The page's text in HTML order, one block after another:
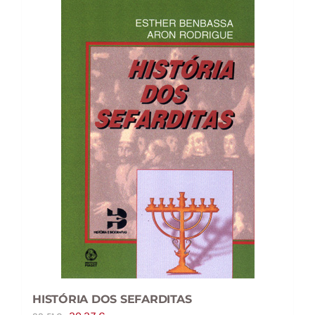
HISTÓRIA DOS SEFARDITAS